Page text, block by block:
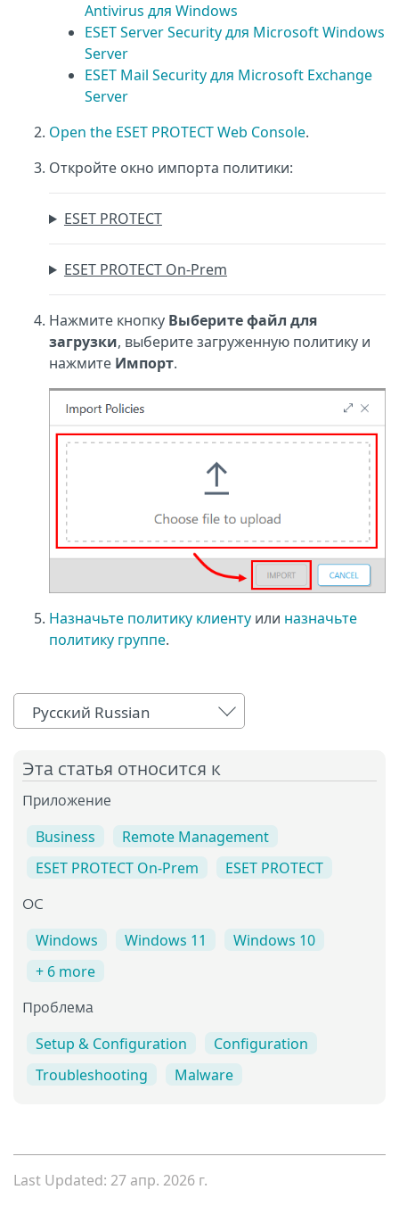
Antivirus для Windows
ESET Server Security для Microsoft Windows
Server
ESET Mail Security для Microsoft Exchange
Server
Open the ESET PROTECT Web Console.
Откройте окно импорта политики:
ESET PROTECT
ESET PROTECT On-Prem
Нажмите кнопку Выберите файл для
загрузки, выберите загруженную политику и
нажмите Импорт.
Назначьте политику клиенту или назначьте
политику группе.
Русский Russian
Эта статья относится к
Приложение
Business
Remote Management
ESET PROTECT On-Prem
ESET PROTECT
OC
Windows Windows 11
Windows 10
+ 6 more
Проблема
Setup & Configuration
Configuration
Troubleshooting
Malware
Last Updated: 27 апр. 2026 г.